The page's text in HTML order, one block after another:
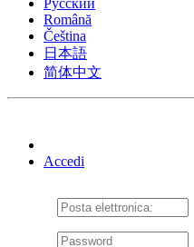
Română
Čeština
日本語
简体中文
Accedi